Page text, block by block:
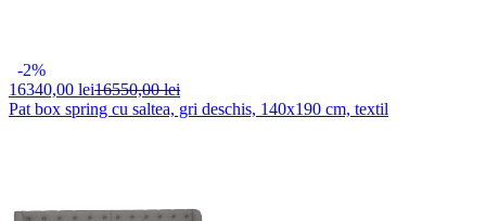
-2%
16340,00 lei16550,00 lei
Pat box spring cu saltea, gri deschis, 140x190 cm, textil